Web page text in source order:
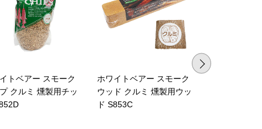
トベアー スモーク
クルミ 燻製用チッ
ホワイトベアー スモーク
ウッド クルミ 燻製用ウッ
ド S853C